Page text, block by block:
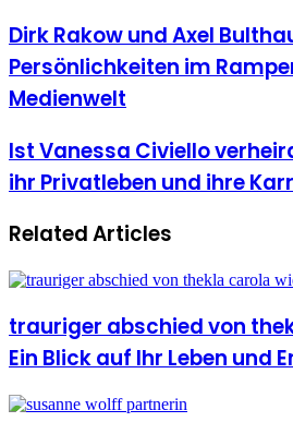
Dirk Rakow und Axel
Persönlichkeiten im
Medienwelt
Ist Vanessa Civiello
ihr Privatleben und ihre
Related Articles
trauriger abschied von
Ein Blick auf Ihr Leben und